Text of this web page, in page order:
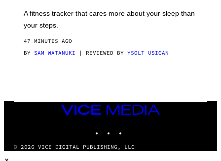
A fitness tracker that cares more about your sleep than
your steps.
47 MINUTES AGO
BY SAM WATANUKI | REVIEWED BY YSOLT USIGAN
VICE
MEDIA
© 2026 VICE DIGITAL PUBLISHING, LLC
×